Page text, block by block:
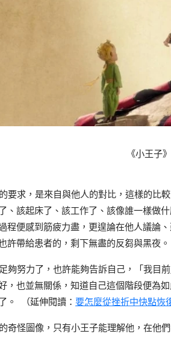
《小王子
要求，是來自與他人的對比，這樣的比
、該起床了、該工作了、該像誰一樣做
程便感到筋疲力盡，更遑論在他人議論
許帶給患者的，剩下無盡的反芻與黑夜。
夠努力了，也許能夠告訴自己，「我目
，也並無關係，知道自己這個階段便為
。 （延伸閱讀： 要怎麼從挫折中快點恢
奇怪圖像，只有小王子能理解他，在他